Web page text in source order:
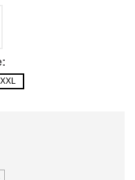
XXL